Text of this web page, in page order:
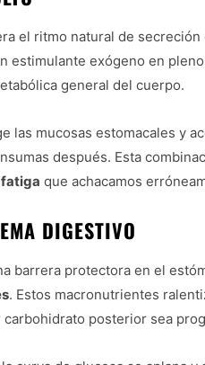
el ritmo natural de
estimulante exógeno en
general del cuerpo.
las mucosas estomacales y
después. Esta
que achacamos
DIGESTIVO
barrera protectora en el
. Estos macronutrientes
posterior sea